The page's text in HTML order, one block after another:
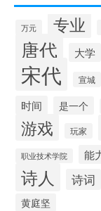
万元 专业
唐代 大学
宋代 宣城
时间 是一个
游戏 玩家
职业技术学院 能
诗人 诗词
黄庭坚